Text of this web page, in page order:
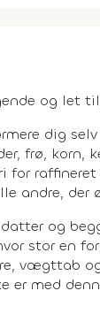
og let
dig
frø, korn,
raffineret
andre, der
og
stor en
vægttab
er med